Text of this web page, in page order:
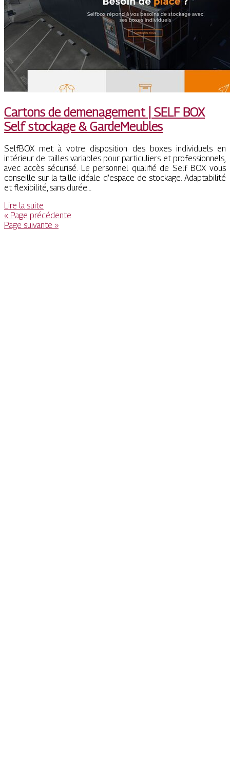
Cartons de demenage­ment | SELF BOX
Self stockage & GardeMeubles
SelfBOX met à votre disposition des boxes individuels en
intérieur de tailles variables pour particuliers et professionnels,
avec accès sécurisé. Le personnel qualifié de Self BOX vous
conseille sur la taille idéale d’espace de stockage. Adaptabilité
et flexibilité, sans durée…
Lire la suite
« Page précédente
Page suivante »